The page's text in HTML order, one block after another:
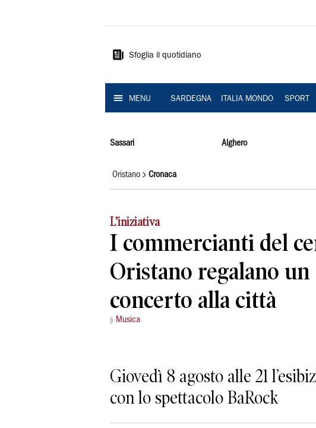
Sardegna
Sfoglia il quotidiano
MENU SARDEGNA ITALIA MONDO SPORT
Sassari Alghero
Oristano Cronaca
L’iniziativa
I commercianti del
Oristano regalano un
concerto alla città
Musica
Giovedì 8 agosto alle 21
con lo spettacolo BaRock